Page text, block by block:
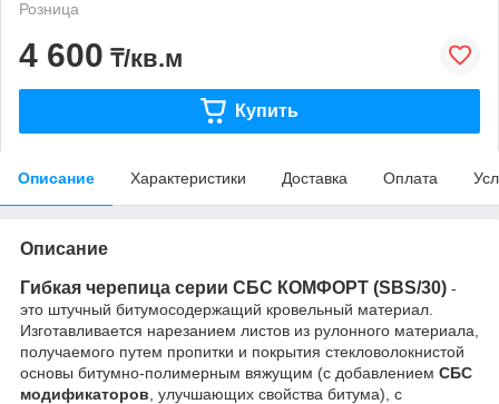
Розница
4 600 ₸/кв.м
Купить
Описание Характеристики Доставка Оплата
Описание
Гибкая черепица серии СБС КОМФОРТ (SBS/30) -
это штучный битумосодержащий кровельный материал.
Изготавливается нарезанием листов из рулонного материала,
получаемого путем пропитки и покрытия стекловолокнистой
основы битумно-полимерным вяжущим (с добавлением СБС
модификаторов , улучшающих свойства битума), с